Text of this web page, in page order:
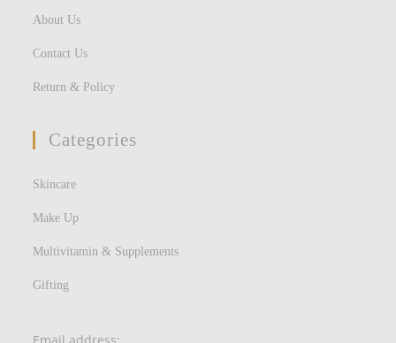
About Us
Contact Us
Return & Policy
Categories
Skincare
Make Up
Multivitamin & Supplements
Gifting